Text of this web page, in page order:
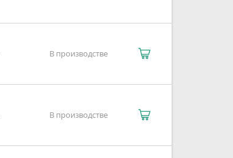
В производстве
В производстве